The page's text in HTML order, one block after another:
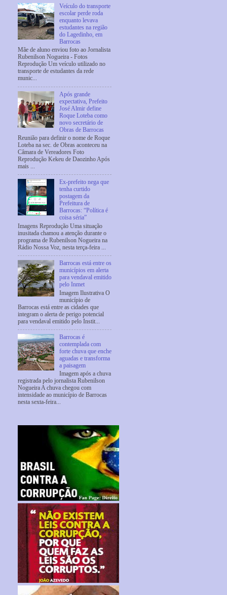
Veículo do transporte
escolar perde roda
enquanto levava
estudantes na região
do Lagedinho, em
Barrocas
Mãe de aluno enviou foto ao Jornalista
Rubenilson Nogueira - Fotos
Reprodução Um veículo utilizado no
transporte de estudantes da rede
munic...
Após grande
expectativa, Prefeito
José Almir define
Roque Loteba como
novo secretário de
Obras de Barrocas
Reunião para definir o nome de Roque
Loteba na sec. de Obras aconteceu na
Câmara de Vereadores Foto
Reprodução Kekeu de Daozinho Após
mais ...
Ex-prefeito nega que
tenha curtido
postagem da
Prefeitura de
Barrocas: “Política é
coisa séria”
Imagens Reprodução Uma situação
inusitada chamou a atenção durante o
programa de Rubenilson Nogueira na
Rádio Nossa Voz, nesta terça-feira ...
Barrocas está entre os
municípios em alerta
para vendaval emitido
pelo Inmet
Imagem Ilustrativa O
município de
Barrocas está entre as cidades que
integram o alerta de perigo potencial
para vendaval emitido pelo Instit...
Barrocas é
contemplada com
forte chuva que enche
aguadas e transforma
a paisagem
Imagem após a chuva
registrada pelo jornalista Rubenilson
Nogueira A chuva chegou com
intensidade ao município de Barrocas
nesta sexta-feira...